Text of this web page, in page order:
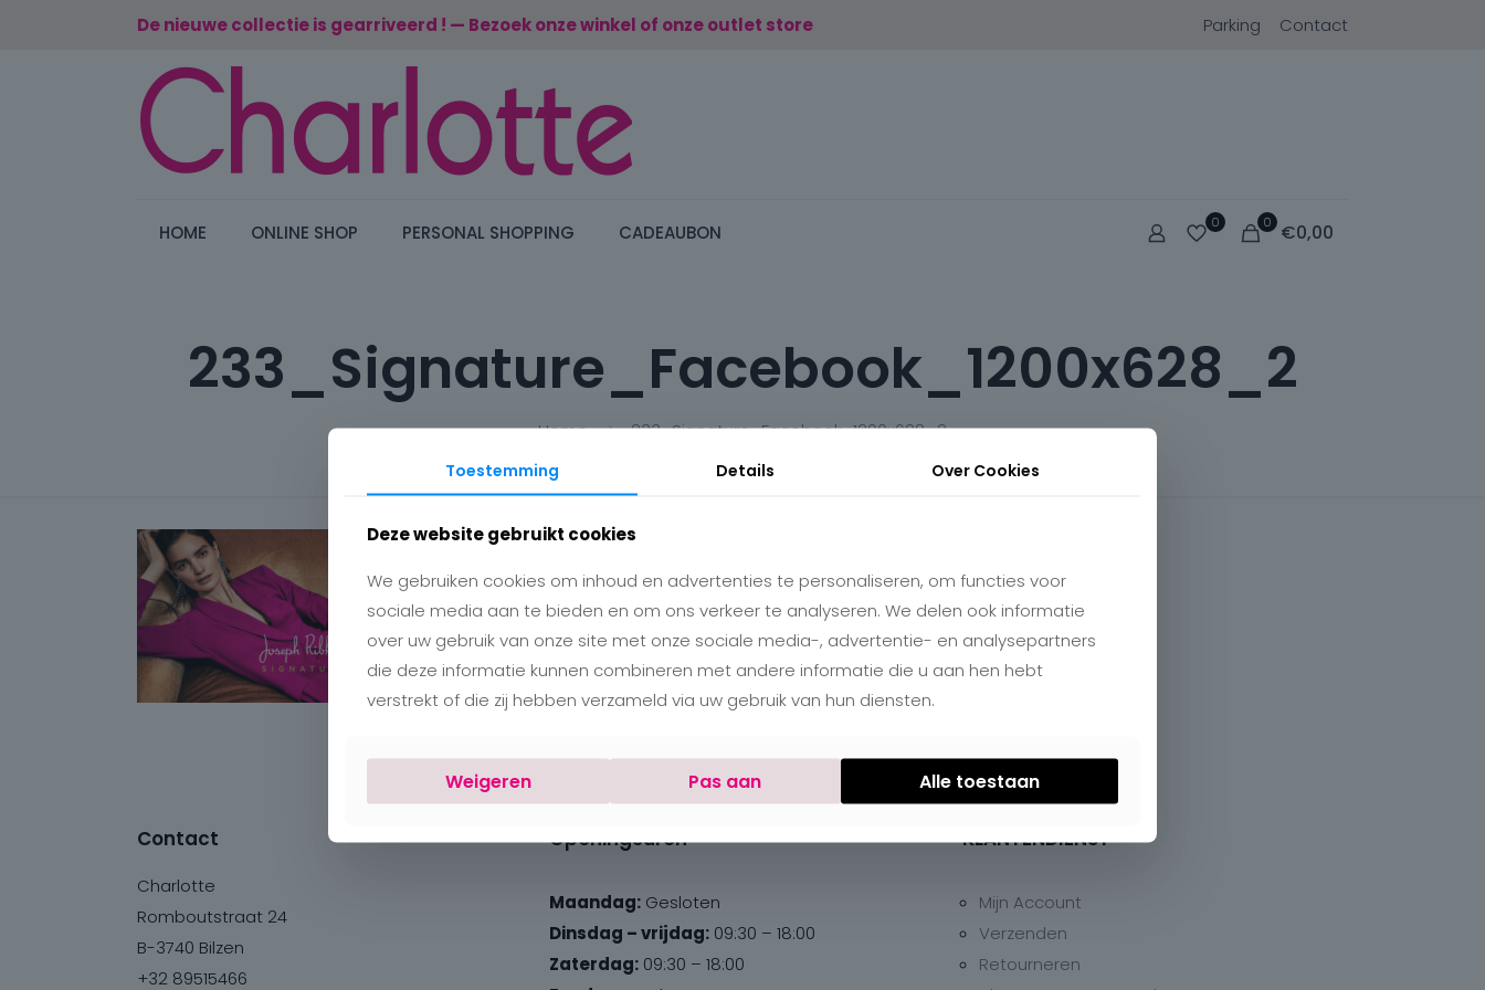
De nieuwe collectie is gearriveerd ! — Bezoek onze winkel of onze outlet store Parking Contact
HOME ONLINE SHOP PERSONAL SHOPPING CADEAUBON 0 0 €0,00
233_Signature_Facebook_1200x628_2
Home 233_Signature_Facebook_1200x628_2
Contact
Charlotte
Romboutstraat 24
B-3740 Bilzen
+32 89515466
Openingsuren
Maandag: Gesloten
Dinsdag – vrijdag: 09:30 – 18:00
Zaterdag: 09:30 – 18:00
KLANTENDIENST
Mijn Account
Verzenden
Retourneren
Toestemming Details Over Cookies
Deze website gebruikt cookies
We gebruiken cookies om inhoud en advertenties te personaliseren, om functies voor
sociale media aan te bieden en om ons verkeer te analyseren. We delen ook informatie
over uw gebruik van onze site met onze sociale media-, advertentie- en analysepartners
die deze informatie kunnen combineren met andere informatie die u aan hen hebt
verstrekt of die zij hebben verzameld via uw gebruik van hun diensten.
Weigeren Pas aan Alle toestaan